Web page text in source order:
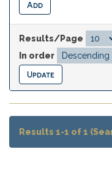
Results/Page
In order
Results 1-1 of 1